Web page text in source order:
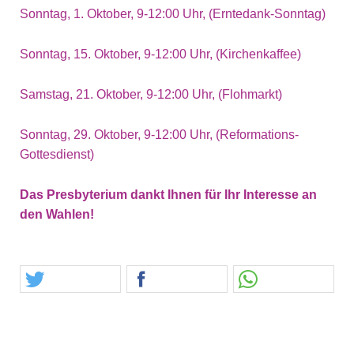
Sonntag, 1. Oktober, 9-12:00 Uhr, (Erntedank-Sonntag)
Sonntag, 15. Oktober, 9-12:00 Uhr, (Kirchenkaffee)
Samstag, 21. Oktober, 9-12:00 Uhr, (Flohmarkt)
Sonntag, 29. Oktober, 9-12:00 Uhr, (Reformations-
Gottesdienst)
Das Presbyterium dankt Ihnen für Ihr Interesse an
den Wahlen!